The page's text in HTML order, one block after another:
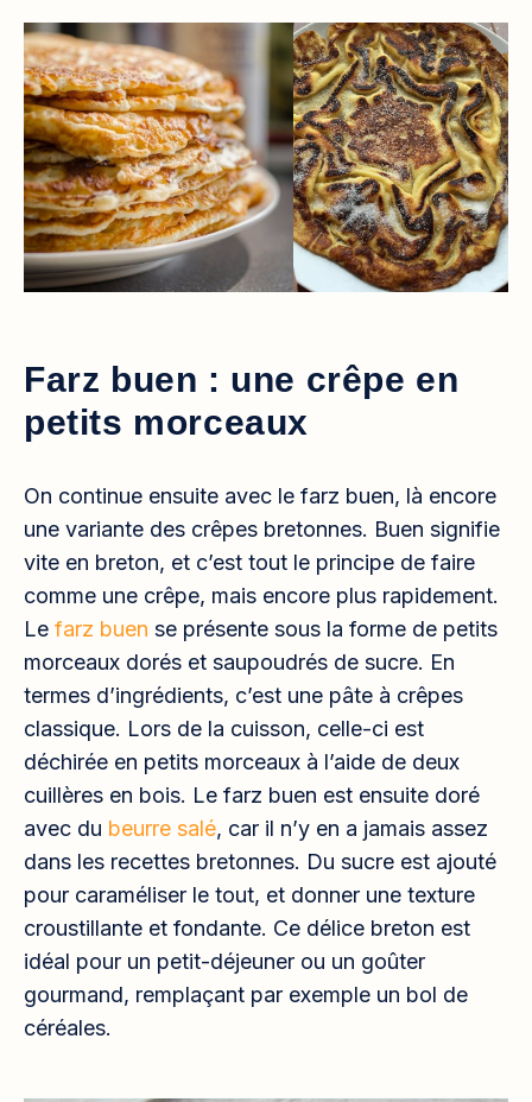
Farz buen : une crêpe en
petits morceaux
On continue ensuite avec le farz buen, là encore
une variante des crêpes bretonnes. Buen signifie
vite en breton, et c’est tout le principe de faire
comme une crêpe, mais encore plus rapidement.
Le farz buen se présente sous la forme de petits
morceaux dorés et saupoudrés de sucre. En
termes d’ingrédients, c’est une pâte à crêpes
classique. Lors de la cuisson, celle-ci est
déchirée en petits morceaux à l’aide de deux
cuillères en bois. Le farz buen est ensuite doré
avec du beurre salé, car il n’y en a jamais assez
dans les recettes bretonnes. Du sucre est ajouté
pour caraméliser le tout, et donner une texture
croustillante et fondante. Ce délice breton est
idéal pour un petit-déjeuner ou un goûter
gourmand, remplaçant par exemple un bol de
céréales.